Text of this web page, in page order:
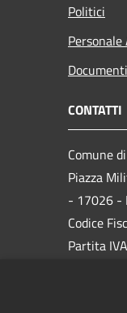
Politici
CONTATTI
Comune
Piazza
- 17026 -
Codice
Partita